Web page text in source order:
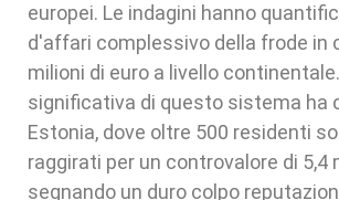
europei. Le indagini hanno
d'affari complessivo della frode in
milioni di euro a livello
significativa di questo sistema ha
Estonia, dove oltre 500 residenti
raggirati per un controvalore di 5,4
segnando un duro colpo